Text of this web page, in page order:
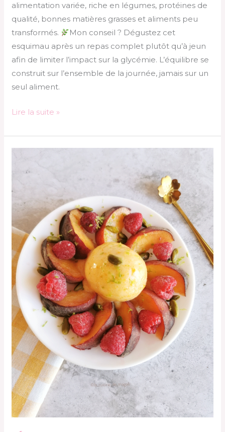
alimentation variée, riche en légumes, protéines de
qualité, bonnes matières grasses et aliments peu
transformés.
Mon conseil ? Dégustez cet
esquimau après un repas complet plutôt qu’à jeun
afin de limiter l’impact sur la glycémie. L’équilibre se
construit sur l’ensemble de la journée, jamais sur un
seul aliment.
Lire la suite »
d’été